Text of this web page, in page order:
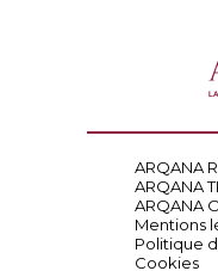
ARQANA
ARQANA
ARQANA
Mentions
Politique
Cookies